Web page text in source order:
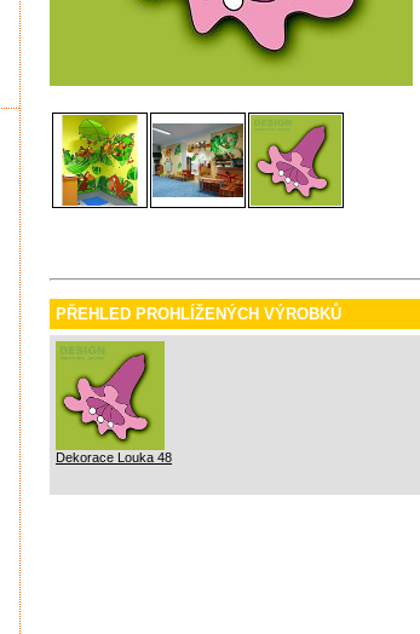
PŘEHLED PROHLÍŽENÝCH VÝROBKŮ
Dekorace Louka 48